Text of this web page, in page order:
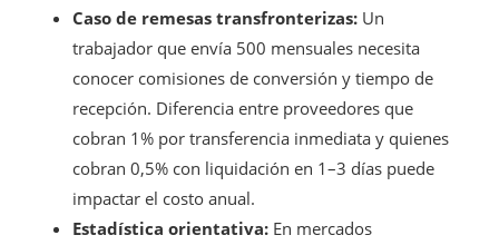
Caso de remesas transfronterizas: Un
trabajador que envía 500 mensuales necesita
conocer comisiones de conversión y tiempo de
recepción. Diferencia entre proveedores que
cobran 1% por transferencia inmediata y quienes
cobran 0,5% con liquidación en 1–3 días puede
impactar el costo anual.
Estadística orientativa: En mercados